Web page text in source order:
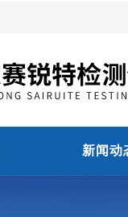
新闻动